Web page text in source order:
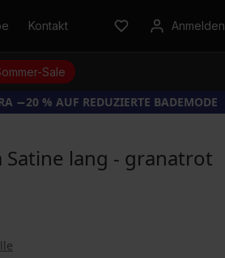
Kontakt Anmelden
Sale
−20 % AUF REDUZIERTE BADEMODE
lang - granatrot